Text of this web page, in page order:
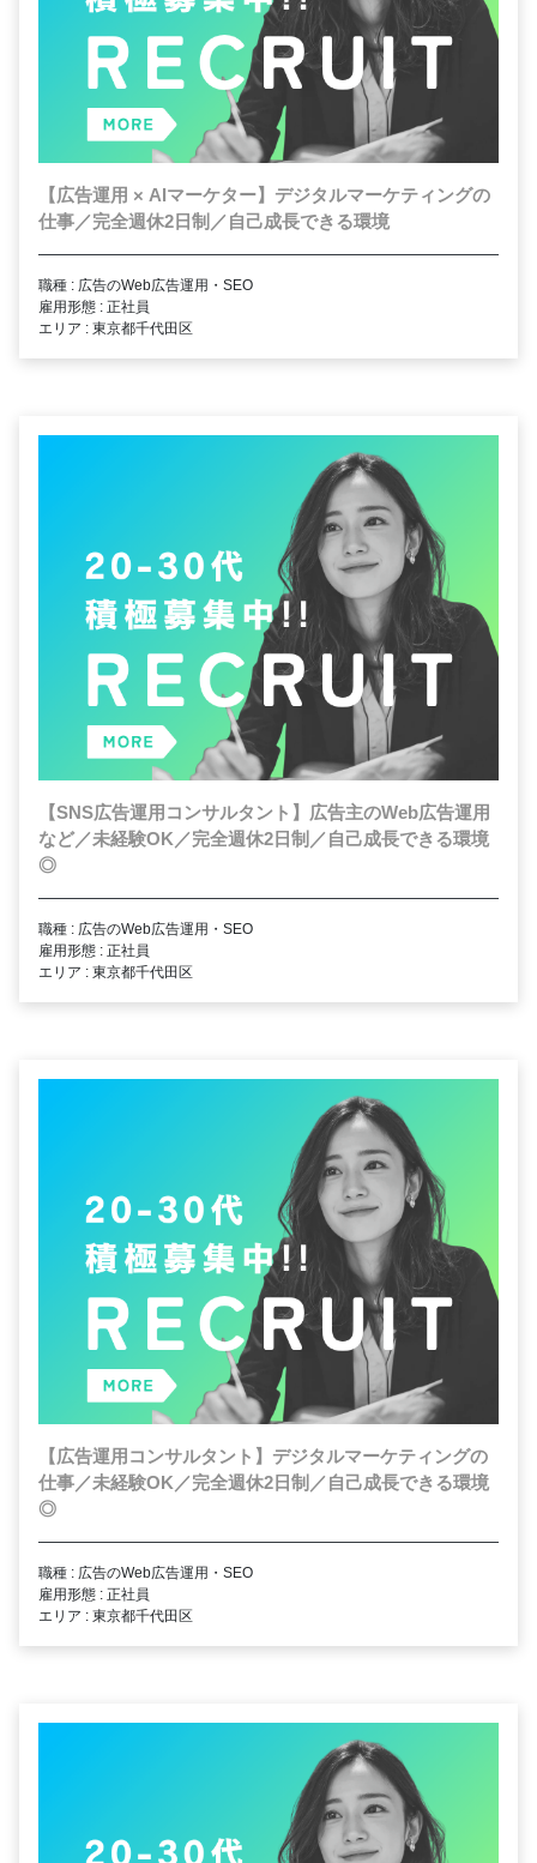
【広告運用 × AIマーケター】デジタルマーケティングの
仕事／完全週休2日制／自己成長できる環境
職種 : 広告のWeb広告運用・SEO
雇用形態 : 正社員
エリア : 東京都千代田区
【SNS広告運用コンサルタント】広告主のWeb広告運用
など／未経験OK／完全週休2日制／自己成長できる環境
◎
職種 : 広告のWeb広告運用・SEO
雇用形態 : 正社員
エリア : 東京都千代田区
【広告運用コンサルタント】デジタルマーケティングの
仕事／未経験OK／完全週休2日制／自己成長できる環境
◎
職種 : 広告のWeb広告運用・SEO
雇用形態 : 正社員
エリア : 東京都千代田区